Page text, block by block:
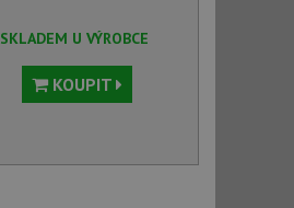
SKLADEM U VÝROBCE
KOUPIT